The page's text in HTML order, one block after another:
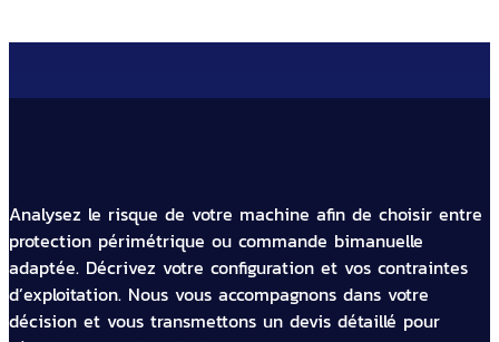
Analysez le risque de votre machine afin de choisir entre
protection périmétrique ou commande bimanuelle
adaptée. Décrivez votre configuration et vos contraintes
d’exploitation. Nous vous accompagnons dans votre
décision et vous transmettons un devis détaillé pour